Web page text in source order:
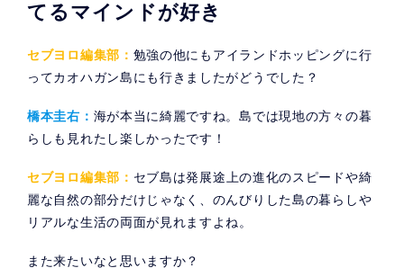
てるマインドが好き
セブヨロ編集部： 勉強の他にもアイランドホッピングに行
ってカオハガン島にも行きましたがどうでした？
橋本圭右： 海が本当に綺麗ですね。島では現地の方々の暮
らしも見れたし楽しかったです！
セブヨロ編集部： セブ島は発展途上の進化のスピードや綺
麗な自然の部分だけじゃなく、のんびりした島の暮らしや
リアルな生活の両面が見れますよね。
また来たいなと思いますか？